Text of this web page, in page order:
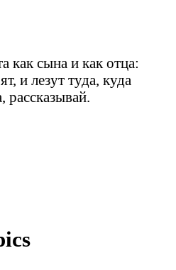
как сына и как отца:
и лезут туда, куда
рассказывай.